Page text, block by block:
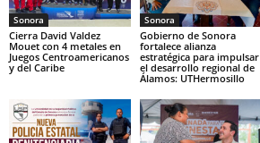
Sonora
Cierra David Valdez
Mouet con 4 metales en
Juegos Centroamericanos
y del Caribe
Sonora
Gobierno de Sonora
fortalece alianza
estratégica para impulsar
el desarrollo regional de
Álamos: UTHermosillo